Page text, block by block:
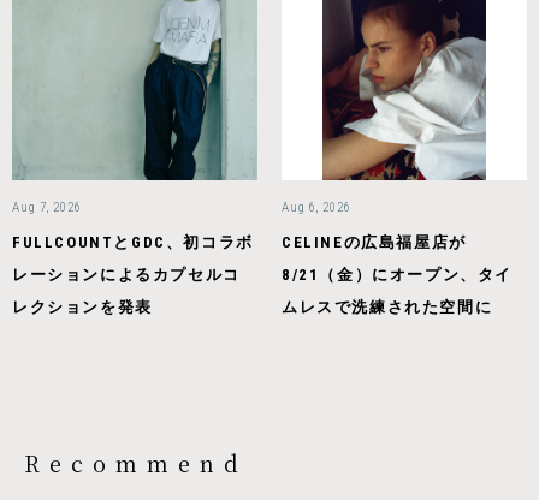
Aug 7, 2026
FULLCOUNTとGDC、初コラボ
レーションによるカプセルコ
レクションを発表
Aug 6, 2026
CELINEの広島福屋店が
8/21（金）にオープン、タイ
ムレスで洗練された空間に
Recommend